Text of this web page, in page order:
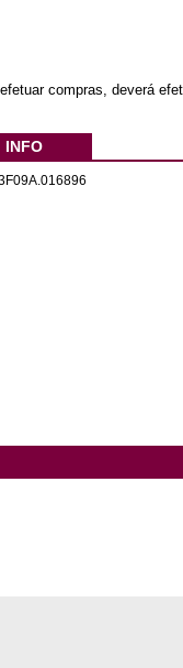
compras, deverá
INFO